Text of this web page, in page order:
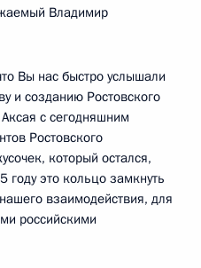
Владимир
Вы нас быстро услышали
и созданию Ростовского
с сегодняшним
Ростовского
который остался,
году это кольцо замкнуть
взаимодействия, для
российскими